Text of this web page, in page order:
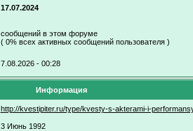
17.07.2024
сообщений в этом форуме
( 0% всех активных сообщений пользователя )
7.08.2026 - 00:28
Информация
http://kvestipiter.ru/type/kvesty-s-akterami-i-
3 Июнь 1992